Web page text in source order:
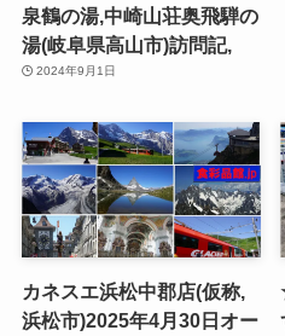
泉鶴の湯,中崎山荘奥飛騨の
湯(岐阜県高山市)訪問記,
2024年9月1日
カネスエ浜松中郡店(仮称,
浜松市)2025年4月30日オー